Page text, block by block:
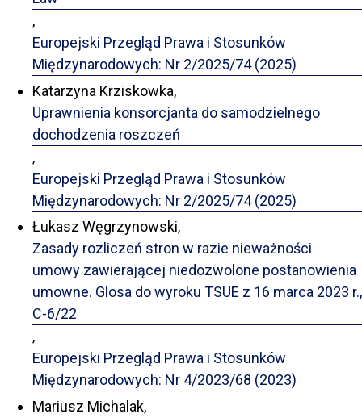
,
Europejski Przegląd Prawa i Stosunków
Międzynarodowych: Nr 2/2025/74 (2025)
Katarzyna Krziskowka,
Uprawnienia konsorcjanta do samodzielnego
dochodzenia roszczeń
,
Europejski Przegląd Prawa i Stosunków
Międzynarodowych: Nr 2/2025/74 (2025)
Łukasz Węgrzynowski,
Zasady rozliczeń stron w razie nieważności
umowy zawierającej niedozwolone postanowienia
umowne. Glosa do wyroku TSUE z 16 marca 2023 r.,
C-6/22
,
Europejski Przegląd Prawa i Stosunków
Międzynarodowych: Nr 4/2023/68 (2023)
Mariusz Michalak,